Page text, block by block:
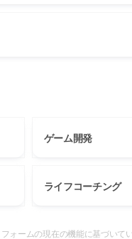
ゲーム開発
ライフコーチング
ォームの現在の機能に基づいてい